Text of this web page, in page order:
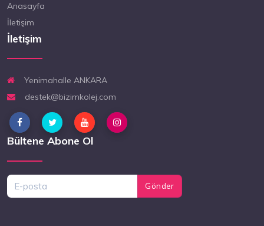
Anasayfa
İletişim
İletişim
Yenimahalle ANKARA
destek@bizimkolej.com
Bültene Abone Ol
Gönder